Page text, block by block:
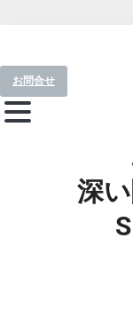
お問合せ
深